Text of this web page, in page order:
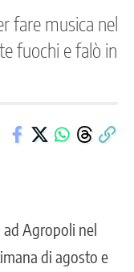
fare musica nel
fuochi e falò in
ad Agropoli nel
di agosto e